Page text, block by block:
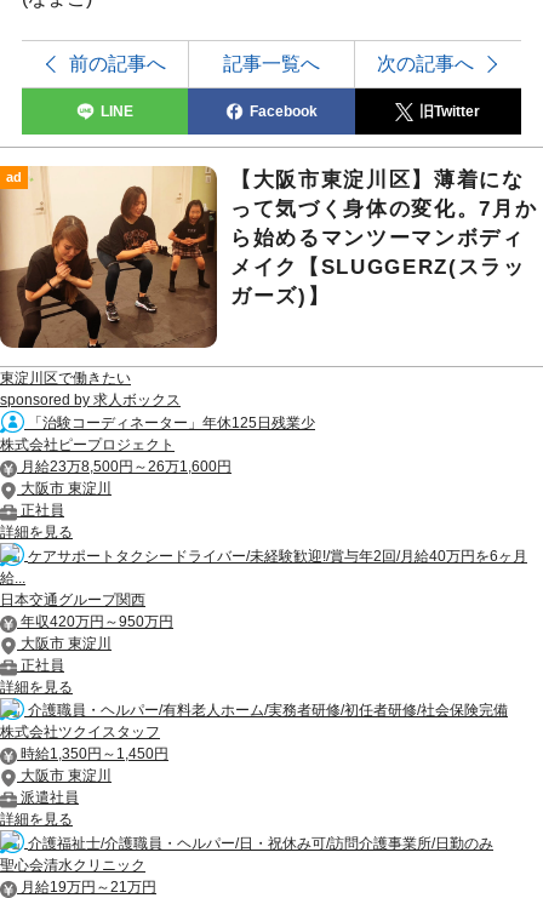
前の記事へ 記事一覧へ 次の記事へ
LINE Facebook 旧Twitter
ad
【大阪市東淀川区】薄着にな
って気づく身体の変化。7月か
ら始めるマンツーマンボディ
メイク【SLUGGERZ(スラッ
ガーズ)】
東淀川区で働きたい
sponsored by 求人ボックス
「治験コーディネーター」年休125日残業少
株式会社ピープロジェクト
月給23万8,500円～26万1,600円
大阪市 東淀川
正社員
詳細を見る
ケアサポートタクシードライバー/未経験歓迎!/賞与年2回/月給40万円を6ヶ月
給...
日本交通グループ関西
年収420万円～950万円
大阪市 東淀川
正社員
詳細を見る
介護職員・ヘルパー/有料老人ホーム/実務者研修/初任者研修/社会保険完備
株式会社ツクイスタッフ
時給1,350円～1,450円
大阪市 東淀川
派遣社員
詳細を見る
介護福祉士/介護職員・ヘルパー/日・祝休み可/訪問介護事業所/日勤のみ
聖心会清水クリニック
月給19万円～21万円